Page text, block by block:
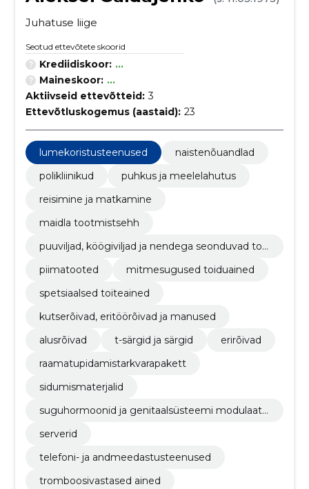
Juhatuse liige
Seotud ettevõtete skoorid
Krediidiskoor: ...
Maineskoor: ...
Aktiivseid ettevõtteid: 3
Ettevõtluskogemus (aastaid): 23
lumekoristusteenused
naistenõuandlad
polikliinikud
puhkus ja meelelahutus
reisimine ja matkamine
maidla tootmistsehh
puuviljad, köögiviljad ja nendega seonduvad too
piimatooted
mitmesugused toiduained
spetsiaalsed toiteained
kutserõivad, eritöörõivad ja manused
alusrõivad
t-särgid ja särgid
erirõivad
raamatupidamistarkvarapakett
sidumismaterjalid
suguhormoonid ja genitaalsüsteemi modulaato
serverid
telefoni- ja andmeedastusteenused
tromboosivastased ained